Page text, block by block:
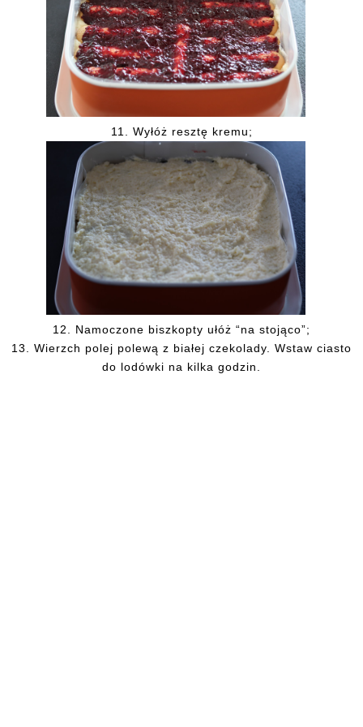
11. Wyłóż resztę kremu;
12. Namoczone biszkopty ułóż “na stojąco”;
13. Wierzch polej polewą z białej czekolady. Wstaw ciasto
do lodówki na kilka godzin.